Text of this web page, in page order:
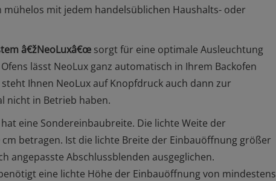
mühelos mit jedem handelsüblichen Haushalts- oder
â€žNeoLuxâ€œ sorgt für eine optimale Ausleuchtung
lässt NeoLux ganz automatisch in Ihrem Backofen
Ihnen NeoLux auf Knopfdruck auch dann zur
nicht in Betrieb haben.
hat eine Sondereinbaubreite. Die lichte Weite der
betragen. Ist die lichte Breite der Einbauöffnung größer
angepasste Abschlussblenden ausgeglichen.
eine lichte Höhe der Einbauöffnung von mindestens